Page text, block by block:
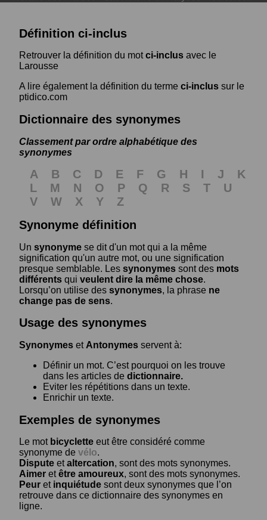
Définition ci-inclus
Retrouver la définition du motci-inclus avec le
Larousse
A lire également la définition du terme ci-inclus sur le
ptidico.com
Dictionnaire des synonymes
Classement par ordre alphabétique des
synonymes
A B C D E F G H I J
K
L
M N O P Q R S T
U
V
W X Y
Z
Synonyme définition
Un synonyme se dit d'un mot qui a la même
signification qu'un autre mot, ou une signification
presque semblable. Les synonymes sont des mots
différents qui veulent dire la même chose.
Lorsqu’on utilise des synonymes, la phrase ne
change pas de sens.
Usage des synonymes
Synonymes et Antonymes servent à:
Définir un mot. C’est pourquoi on les trouve
dans les articles de dictionnaire.
Eviter les répétitions dans un texte.
Enrichir un texte.
Exemples de synonymes
Le mot bicyclette eut être considéré comme
synonyme de vélo.
Dispute etaltercation, sont des mots synonymes.
Aimer etêtre amoureux, sont des mots synonymes.
Peur et inquiétude sont deux synonymes que l’on
retrouve dans ce dictionnaire des synonymes en
ligne.